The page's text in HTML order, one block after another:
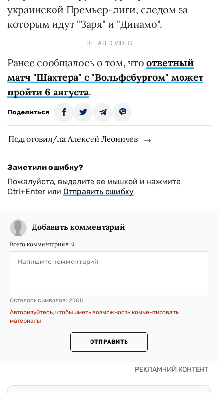
украинской Премьер-лиги, следом за
которым идут "Заря" и "Динамо".
RELATED VIDEO
Ранее сообщалось о том, что ответный
матч "Шахтера" с "Вольфсбургом" может
пройти 6 августа.
Поделиться
Подготовил/ла Алексей Леоничев
Заметили ошибку?
Пожалуйста, выделите ее мышкой и нажмите
Ctrl+Enter или Отправить ошибку
Добавить комментарий
Всего комментариев: 0
Осталось символов: 2000
Авторизуйтесь, чтобы иметь возможность комментировать
материалы
ОТПРАВИТЬ